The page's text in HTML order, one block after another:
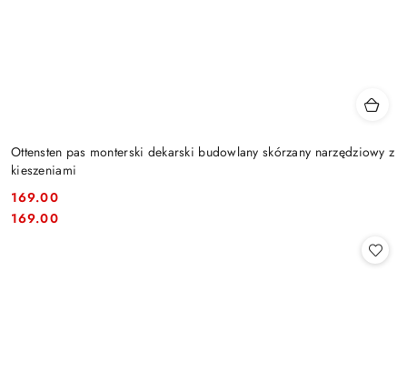
Ottensten pas monterski dekarski budowlany skórzany narzędziowy z
kieszeniami
Cena:
169.00
Cena:
169.00